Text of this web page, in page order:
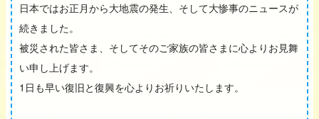
日本ではお正月から大地震の発生、そして大惨事のニュースが
続きました。
被災された皆さま、そしてそのご家族の皆さまに心よりお見舞
い申し上げます。
1日も早い復旧と復興を心よりお祈りいたします。